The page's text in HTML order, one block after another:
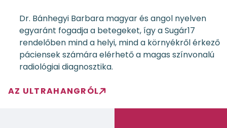
Dr. Bánhegyi Barbara magyar és angol nyelven
egyaránt fogadja a betegeket, így a Sugár17
rendelőben mind a helyi, mind a környékről érkező
páciensek számára elérhető a magas színvonalú
radiológiai diagnosztika.
AZ ULTRAHANGRÓL